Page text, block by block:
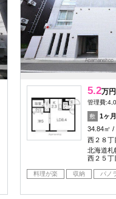
5.2万円
管理費
敷
1ヶ月
34.84㎡
西２８丁
北海道札
西２５丁
料理が楽 収納 パノ